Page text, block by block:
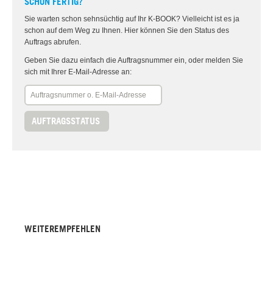
Sie warten schon sehnsüchtig auf Ihr K-BOOK? Vielleicht ist es ja
schon auf dem Weg zu Ihnen. Hier können Sie den Status des
Auftrags abrufen.
Geben Sie dazu einfach die Auftragsnummer ein, oder melden Sie
sich mit Ihrer E-Mail-Adresse an:
AUFTRAGSSTATUS
WEITEREMPFEHLEN